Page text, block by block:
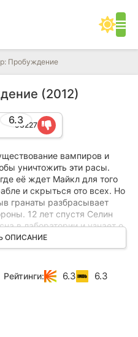
Пробуждение
(2012)
6.3
93227
вампиров и
уничтожить эти расы.
её ждет Майкл для того
и скрыться ото всех. Но
гранаты разбрасывает
12 лет спустя Селин
в лаборатории и узнает о
Евы — гибрида вампира и
Еву от ликанов,
ОПИСАНИЕ
Рейтинги: 6.3 6.3